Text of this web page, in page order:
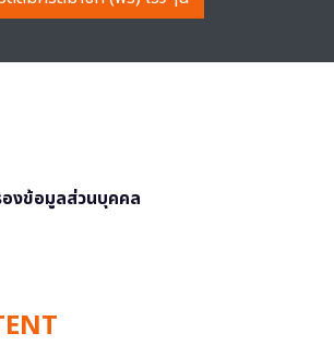
งข้อมูลส่วนบุคคล